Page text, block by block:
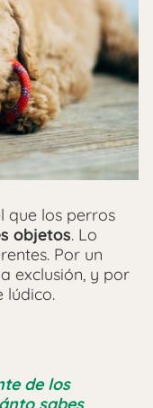
que los perros
objetos. Lo
Por un
exclusión, y por
lúdico.
de los